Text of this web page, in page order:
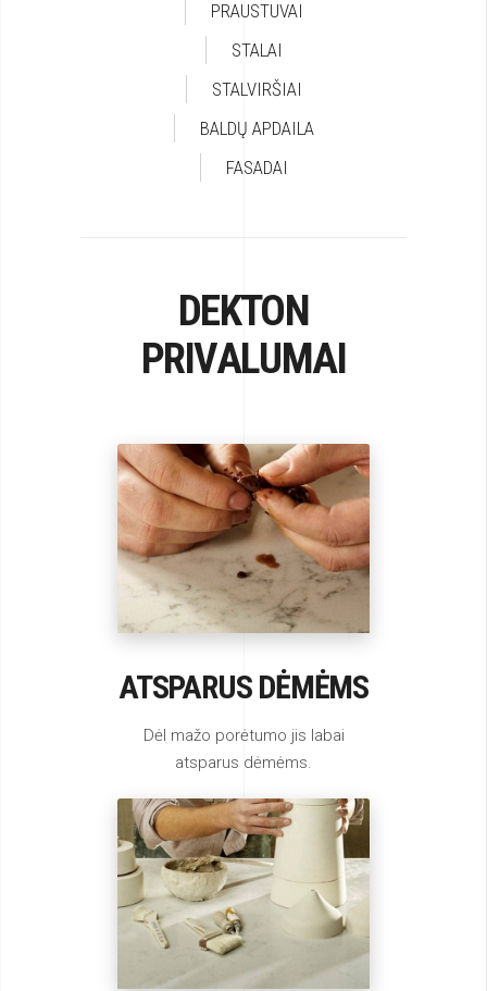
PRAUSTUVAI
STALAI
STALVIRŠIAI
BALDŲ APDAILA
FASADAI
DEKTON
PRIVALUMAI
ATSPARUS DĖMĖMS
Dėl mažo porėtumo jis labai
atsparus dėmėms.